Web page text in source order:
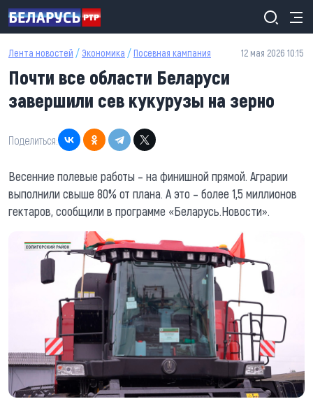
Перейти к основному содержанию
Лента новостей / Экономика / Посевная кампания 12 мая 2026 10:15
Почти все области Беларуси
завершили сев кукурузы на зерно
Поделиться:
Весенние полевые работы – на финишной прямой. Аграрии
выполнили свыше 80% от плана. А это – более 1,5 миллионов
гектаров, сообщили в программе «Беларусь.Новости».